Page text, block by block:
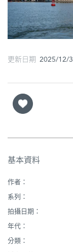
媽
閣
廟
街
市
更新日期 2025/12/
基本資料
作者：
系列：
拍攝日期：
年代：
分類：